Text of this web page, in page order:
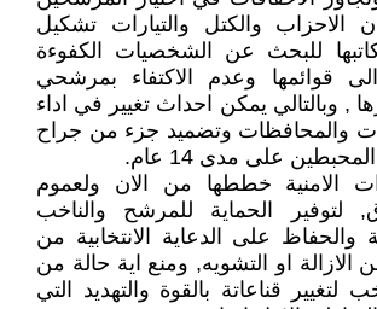
الاحزاب والكتل والتيارات تشكيل
للبحث عن الشخصيات الكفوءة
قوائمها وعدم الاكتفاء بمرشحي
, وبالتالي يمكن احداث تغيير في اداء
والمحافظات وتضميد جزء من جراح
على مدى 14 عام.
الامنية خططها من الان ولعموم
لتوفير الحماية للمرشح والناخب
والحفاظ على الدعاية الانتخابية من
او التشويه, ومنع اية حالة من
لتغيير قناعاتة بالقوة والتهديد التي